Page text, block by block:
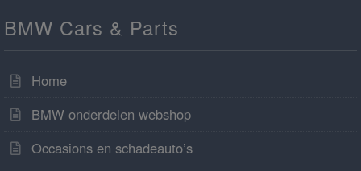
BMW Cars & Parts
Home
BMW onderdelen webshop
Occasions en schadeauto’s